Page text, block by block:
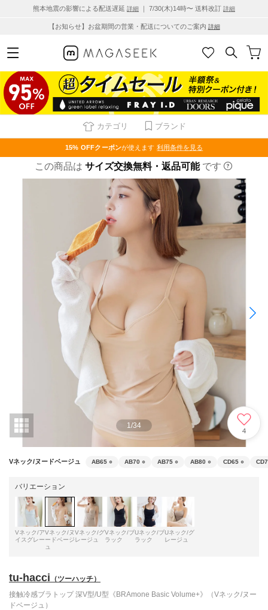
熊本地震の影響による配送遅延 詳細 ｜ 7/30(木)14時〜 送料改訂 詳細
【お知らせ】お盆期間の営業・配送についてのご案内 詳細
カテゴリ ブランド
15% OFFクーポンが使えます 利用条件を見る
この商品は サイズ交換無料・返品可能 です
1 /34
4
Vネック/ヌードベージュ AB65 ○ AB70 ○ AB75 ○ AB80 ○ CD65 ○
バリエーション
Vネック/ア
イスグレー
Vネック/ヌ
ードベージ
ュ
Vネック/グ
レージュ
Vネック/ブ
ラック
Uネック/ブ
ラック
Uネック/グ
レージュ
tu-hacci （ツーハッチ）
接触冷感ブラトップ 深V型/U型《BRAmone Basic Volume+》（Vネック/ヌー
ドベージュ）